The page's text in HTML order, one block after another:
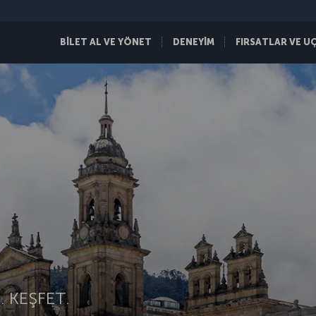
BİLET AL VE YÖNET DENEYİM FIRSATLAR VE